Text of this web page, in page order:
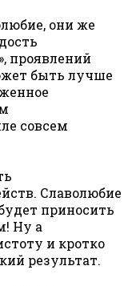
они же
проявлений
быть лучше
совсем
Славолюбие
приносить
Ну а
и кротко
результат.